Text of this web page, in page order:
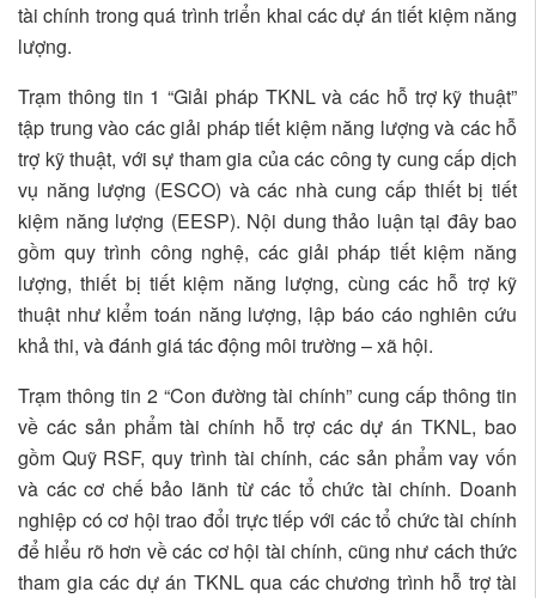
tài chính trong quá trình triển khai các dự án tiết kiệm năng
lượng.
Trạm thông tin 1 “Giải pháp TKNL và các hỗ trợ kỹ thuật”
tập trung vào các giải pháp tiết kiệm năng lượng và các hỗ
trợ kỹ thuật, với sự tham gia của các công ty cung cấp dịch
vụ năng lượng (ESCO) và các nhà cung cấp thiết bị tiết
kiệm năng lượng (EESP). Nội dung thảo luận tại đây bao
gồm quy trình công nghệ, các giải pháp tiết kiệm năng
lượng, thiết bị tiết kiệm năng lượng, cùng các hỗ trợ kỹ
thuật như kiểm toán năng lượng, lập báo cáo nghiên cứu
khả thi, và đánh giá tác động môi trường – xã hội.
Trạm thông tin 2 “Con đường tài chính” cung cấp thông tin
về các sản phẩm tài chính hỗ trợ các dự án TKNL, bao
gồm Quỹ RSF, quy trình tài chính, các sản phẩm vay vốn
và các cơ chế bảo lãnh từ các tổ chức tài chính. Doanh
nghiệp có cơ hội trao đổi trực tiếp với các tổ chức tài chính
để hiểu rõ hơn về các cơ hội tài chính, cũng như cách thức
tham gia các dự án TKNL qua các chương trình hỗ trợ tài